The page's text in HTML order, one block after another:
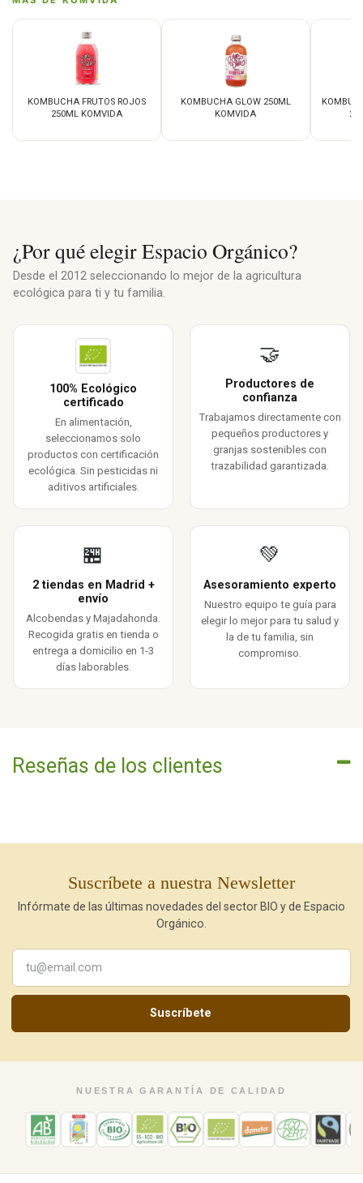
KOMBUCHA FRUTOS ROJOS
250ML KOMVIDA
KOMBUCHA GLOW 250ML
KOMVIDA
¿Por qué elegir Espacio Orgánico?
Desde el 2012 seleccionando lo mejor de la agricultura
ecológica para ti y tu familia.
100% Ecológico
certificado
En alimentación,
seleccionamos solo
productos con certificación
ecológica. Sin pesticidas ni
aditivos artificiales.
🤝
Productores de
confianza
Trabajamos directamente con
pequeños productores y
granjas sostenibles con
trazabilidad garantizada.
🏪
2 tiendas en Madrid +
envío
Alcobendas y Majadahonda.
Recogida gratis en tienda o
entrega a domicilio en 1-3
días laborables.
💚
Asesoramiento experto
Nuestro equipo te guía para
elegir lo mejor para tu salud y
la de tu familia, sin
compromiso.
Reseñas de los clientes
Suscríbete a nuestra Newsletter
Infórmate de las últimas novedades del sector BIO y de Espacio
Orgánico.
Suscríbete
NUESTRA GARANTÍA DE CALIDAD